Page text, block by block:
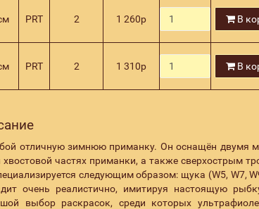
PRT 2 1 260р В
PRT 2 1 310р В
отличную зимнюю приманку. Он оснащён двумя
частях приманки, а также сверхострым
следующим образом: щука (W5, W7,
очень реалистично, имитируя настоящую
выбор раскрасок, среди которых